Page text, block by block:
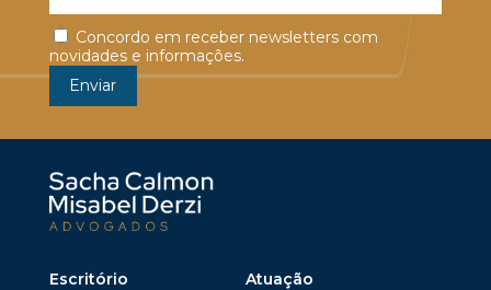
Concordo em receber newsletters com
novidades e informações.
Escritório
Atuação